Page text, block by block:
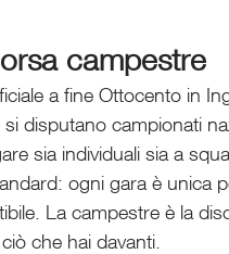
campestre
a fine Ottocento in
si disputano campionati
sia individuali sia a
ogni gara è unica
La campestre è la
che hai davanti.